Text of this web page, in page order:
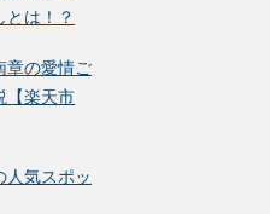
とは！？
章の愛情ご
【楽天市
人気スポッ